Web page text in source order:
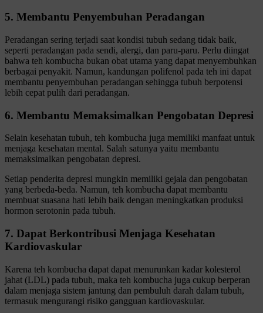
5. Membantu Penyembuhan Peradangan
Peradangan sering terjadi saat kondisi tubuh sedang tidak baik,
seperti peradangan pada sendi, alergi, dan paru-paru. Perlu diingat
bahwa teh kombucha bukan obat utama yang dapat menyembuhkan
berbagai penyakit. Namun, kandungan polifenol pada teh ini dapat
membantu penyembuhan peradangan sehingga tubuh berpotensi
lebih cepat pulih dari peradangan.
6. Membantu Memaksimalkan Pengobatan Depresi
Selain kesehatan tubuh, teh kombucha juga memiliki manfaat untuk
menjaga kesehatan mental. Salah satunya yaitu membantu
memaksimalkan pengobatan depresi.
Setiap penderita depresi mungkin memiliki gejala dan pengobatan
yang berbeda-beda. Namun, teh kombucha dapat membantu
membuat suasana hati lebih baik dengan meningkatkan produksi
hormon serotonin pada tubuh.
7. Dapat Berkontribusi Menjaga Kesehatan
Kardiovaskular
Karena teh kombucha dapat dapat menurunkan kadar kolesterol
jahat (LDL) pada tubuh, maka teh kombucha juga cukup berperan
dalam menjaga sistem jantung dan pembuluh darah dalam tubuh,
termasuk mengurangi risiko gangguan kardiovaskular.